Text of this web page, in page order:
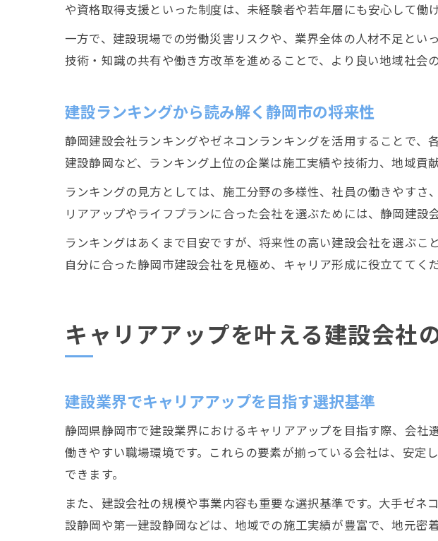
や資格取得支援といった制度は、未経験者や若年層にも安心して働
一方で、建設現場での労働災害リスクや、業界全体の人材不足とい
技術・知識の共有や働き方改革を進めることで、より良い地域社会
建設ランキングから読み解く静岡市の将来性
静岡建設会社ランキングやゼネコンランキングを活用することで
建設静岡など、ランキング上位の企業は施工実績や技術力、地域貢
ランキングの見方としては、施工分野の多様性、社員の働きやす
リアアップやライフプランに合った会社を選ぶためには、静岡建設
ランキングはあくまで目安ですが、将来性の高い建設会社を選ぶこ
自分に合った静岡市建設会社を見極め、キャリア形成に役立ててくだ
キャリアアップを叶える建設会社
建設業界でキャリアアップを目指す選択基準
静岡県静岡市で建設業界におけるキャリアアップを目指す際、会
働きやすい職場環境です。これらの要素が揃っている会社は、安
できます。
また、建設会社の規模や事業内容も重要な選択基準です。大手ゼ
設静岡や第一建設静岡などは、地域での施工実績が豊富で、地元密